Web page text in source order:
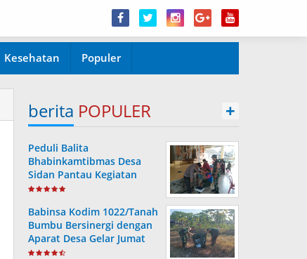
Kesehatan Populer
berita POPULER +
Peduli Balita
Bhabinkamtibmas Desa
Sidan Pantau Kegiatan
Posyandu
Babinsa Kodim 1022/Tanah
Bumbu Bersinergi dengan
Aparat Desa Gelar Jumat
Bersih